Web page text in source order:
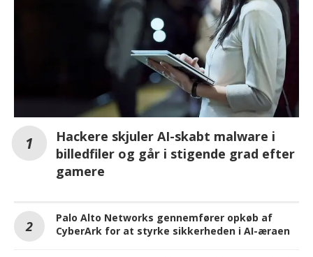
Hackere skjuler AI-skabt malware i
billedfiler og går i stigende grad efter
gamere
Palo Alto Networks gennemfører opkøb af
CyberArk for at styrke sikkerheden i AI-æraen